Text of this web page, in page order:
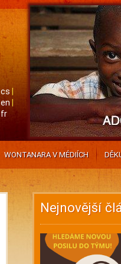
cs
en
fr
WONTANARA V MÉDIÍCH
Nejnovější